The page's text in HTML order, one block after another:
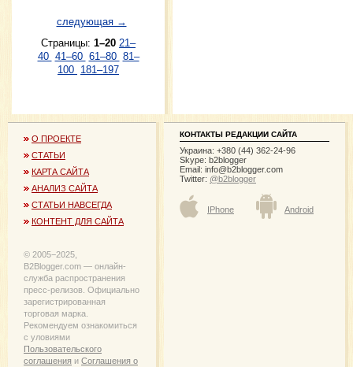
следующая →
Страницы: 1–20 21–
40 41–60 61–80 81–
100 181–197
О ПРОЕКТЕ
СТАТЬИ
КАРТА САЙТА
АНАЛИЗ САЙТА
СТАТЬИ НАВСЕГДА
КОНТЕНТ ДЛЯ САЙТА
© 2005−2025,
B2Blogger.com — онлайн-
служба распространения
пресс-релизов. Официально
зарегистрированная
торговая марка.
Рекомендуем ознакомиться
с уловиями
Пользовательского
соглашения и Соглашения о
КОНТАКТЫ РЕДАКЦИИ САЙТА
Украина: +380 (44) 362-24-96
Skype: b2blogger
Email: info@b2blogger.com
Twitter: @b2blogger
IPhone Android